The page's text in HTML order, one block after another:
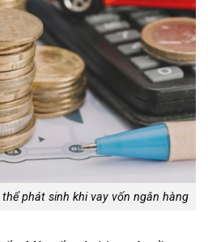
phát sinh khi vay vốn ngân hàng